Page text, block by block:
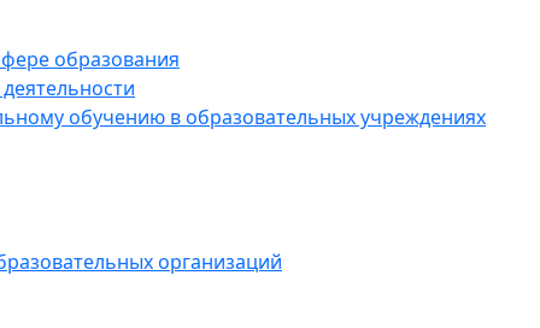
образования
обучению в образовательных учреждениях
организаций